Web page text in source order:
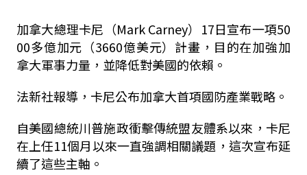
加拿大總理卡尼（Mark Carney）17日宣布一項50
00多億加元（3660億美元）計畫，目的在加強加
拿大軍事力量，並降低對美國的依賴。
法新社報導，卡尼公布加拿大首項國防產業戰略。
自美國總統川普施政衝擊傳統盟友體系以來，卡尼
在上任11個月以來一直強調相關議題，這次宣布延
續了這些主軸。